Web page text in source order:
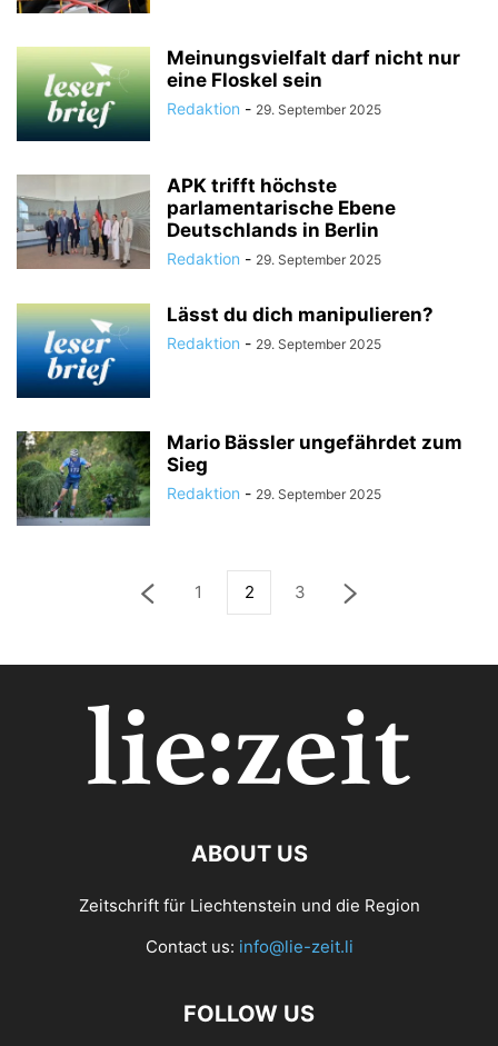
Meinungsvielfalt darf nicht nur
eine Floskel sein
Redaktion - 29. September 2025
APK trifft höchste
parlamentarische Ebene
Deutschlands in Berlin
Redaktion - 29. September 2025
Lässt du dich manipulieren?
Redaktion - 29. September 2025
Mario Bässler ungefährdet zum
Sieg
Redaktion - 29. September 2025
1 2 3
ABOUT US
Zeitschrift für Liechtenstein und die Region
Contact us: info@lie-zeit.li
FOLLOW US